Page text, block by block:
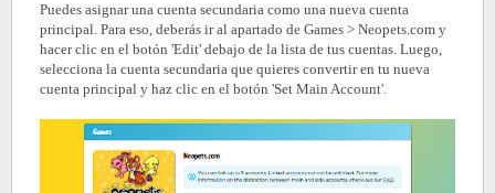
Puedes asignar una cuenta secundaria como una nueva cuenta
principal. Para eso, deberás ir al apartado de Games > Neopets.com y
hacer clic en el botón 'Edit' debajo de la lista de tus cuentas. Luego,
selecciona la cuenta secundaria que quieres convertir en tu nueva
cuenta principal y haz clic en el botón 'Set Main Account'.